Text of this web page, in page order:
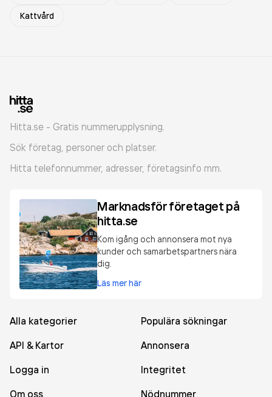
Kattvård
Hitta.se - Gratis nummerupplysning.
Sök företag, personer och platser.
Hitta telefonnummer, adresser, företagsinfo mm.
Marknadsför företaget på
hitta.se
Kom igång och annonsera mot nya
kunder och samarbetspartners nära
dig.
Läs mer här
Alla kategorier
Populära sökningar
API & Kartor
Annonsera
Logga in
Integritet
Om oss
Nödnummer